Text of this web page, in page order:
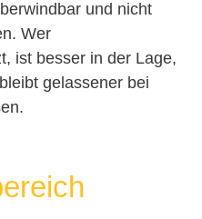
und nicht
Wer
ist besser in der Lage,
gelassener bei